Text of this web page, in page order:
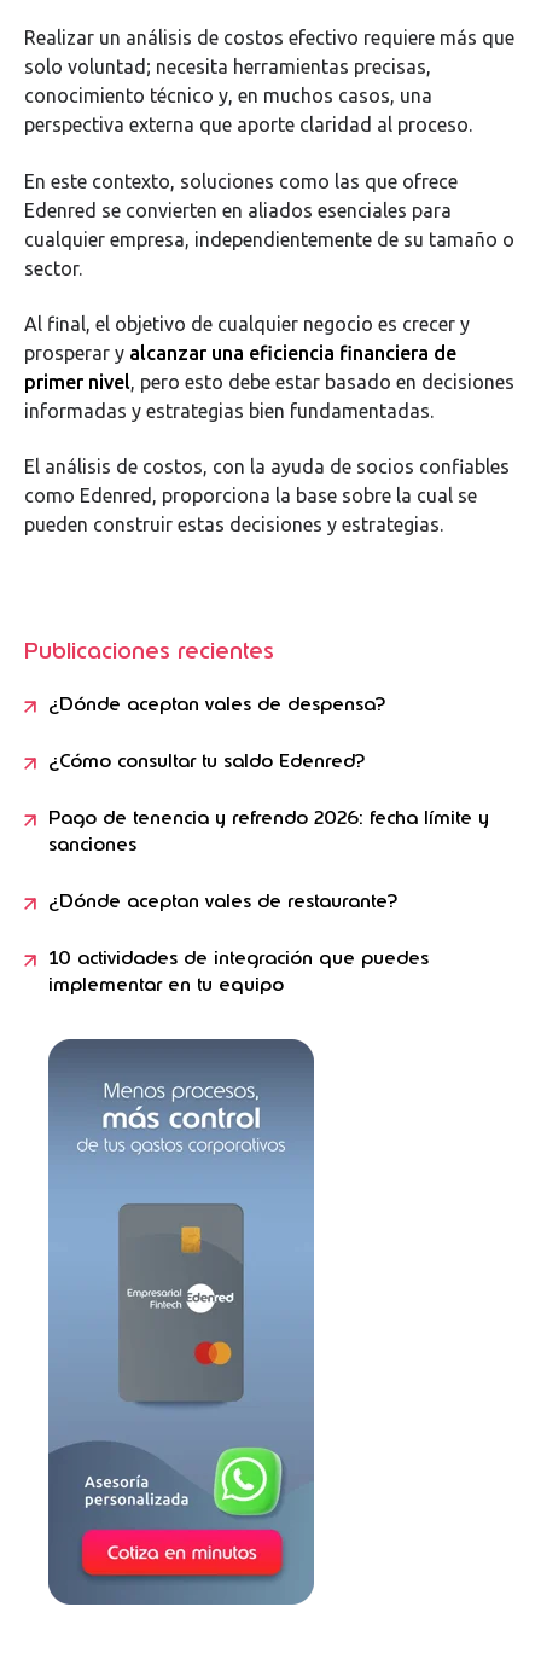
Realizar un análisis de costos efectivo requiere más que
solo voluntad; necesita herramientas precisas,
conocimiento técnico y, en muchos casos, una
perspectiva externa que aporte claridad al proceso.
En este contexto, soluciones como las que ofrece
Edenred se convierten en aliados esenciales para
cualquier empresa, independientemente de su tamaño o
sector.
Al final, el objetivo de cualquier negocio es crecer y
prosperar y alcanzar una eficiencia financiera de
primer nivel, pero esto debe estar basado en decisiones
informadas y estrategias bien fundamentadas.
El análisis de costos, con la ayuda de socios confiables
como Edenred, proporciona la base sobre la cual se
pueden construir estas decisiones y estrategias.
Publicaciones recientes
¿Dónde aceptan vales de despensa?
¿Cómo consultar tu saldo Edenred?
Pago de tenencia y refrendo 2026: fecha límite y
sanciones
¿Dónde aceptan vales de restaurante?
10 actividades de integración que puedes
implementar en tu equipo